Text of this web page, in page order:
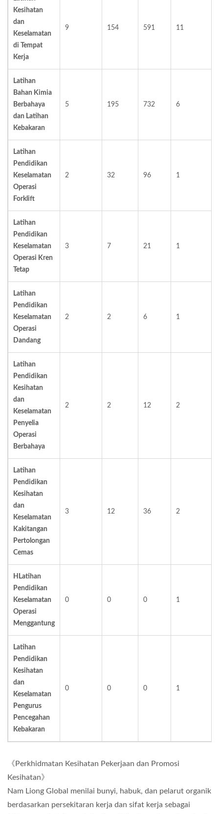
Kesihatan
dan
Keselamatan
di Tempat
Kerja
9 154 591 11
Latihan
Bahan Kimia
Berbahaya
dan Latihan
Kebakaran
5 195 732 6
Latihan
Pendidikan
Keselamatan
Operasi
Forklift
2 32 96 1
Latihan
Pendidikan
Keselamatan
Operasi Kren
Tetap
3 7 21 1
Latihan
Pendidikan
Keselamatan
Operasi
Dandang
2 2 6 1
Latihan
Pendidikan
Kesihatan
dan
Keselamatan
Penyelia
Operasi
Berbahaya
2 2 12 2
Latihan
Pendidikan
Kesihatan
dan
Keselamatan
Kakitangan
Pertolongan
Cemas
3 12 36 2
H Latihan
Pendidikan
Keselamatan
Operasi
Menggantung
0 0 0 1
Latihan
Pendidikan
Kesihatan
dan
Keselamatan
Pengurus
Pencegahan
Kebakaran
0 0 0 1
《Perkhidmatan Kesihatan Pekerjaan dan Promosi
Kesihatan》
Nam Liong Global menilai bunyi, habuk, dan pelarut organik
berdasarkan persekitaran kerja dan sifat kerja sebagai